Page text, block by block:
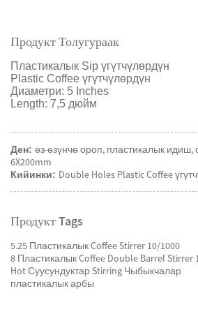
Продукт Толугураак
Пластикалык Sip үгүтчүлөрдүн
Plastic Coffee үгүтчүлөрдүн
Диаметри: 5 Inches
Length: 7,5 дюйм
Ден: өз-өзүнчө ороп, пластикалык
6X200mm
Кийинки: Double Holes Plastic Coffee
Продукт Tags
5.25 Пластикалык Coffee Stirrer 10/1000
8 Пластикалык Coffee Double Barrel Stirrer
Hot Суусундуктар Stirring Чыбыкчалар
пластикалык арбы